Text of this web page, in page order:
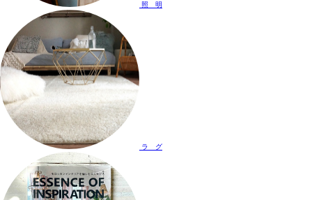
照 明
ラ グ